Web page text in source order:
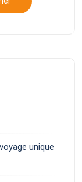
unique